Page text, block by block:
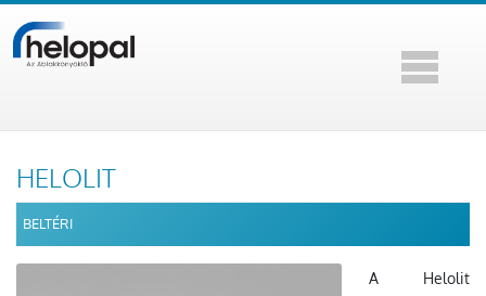
HELOLIT
BELTÉRI
A Helolit